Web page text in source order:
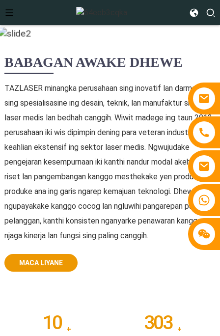
+86 15810767862
BABAGAN AWAKE DHEWE
TAZLASER minangka perusahaan sing inovatif lan darmabakti
sing spesialisasine ing desain, teknik, lan manufaktur sistem
laser medis lan bedhah canggih. Wiwit madege ing taun 2013,
perusahaan iki wis dipimpin dening para veteran industri kanthi
keahlian ekstensif ing sektor laser medis. Ngwujudake
pengejaran kesempurnaan iki kanthi nandur modal akeh ing
riset lan pangembangan kanggo mesthekake yen produk-
produke ana ing garis ngarep kemajuan teknologi. Dheweke
ngupayakake kanggo cocog lan ngluwihi pangarepan para
pelanggan, kanthi konsisten nganyarke penawaran kanggo
njaga kinerja lan fungsi sing paling canggih.
MACA LIYANE
10 + 303 +